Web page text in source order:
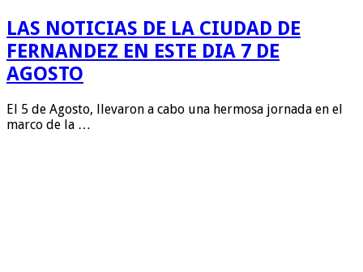
LAS NOTICIAS DE LA CIUDAD DE
FERNANDEZ EN ESTE DIA 7 DE
AGOSTO
El 5 de Agosto, llevaron a cabo una hermosa jornada en el
marco de la …